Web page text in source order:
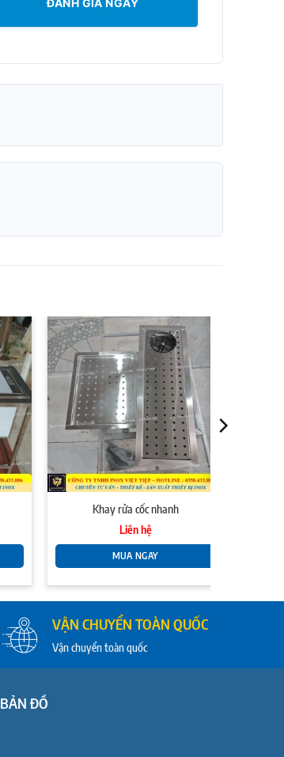
ĐÁNH GIÁ NGAY
Khay rửa cốc nhanh
Liên hệ
MUA NGAY
VẬN CHUYỂN TOÀN QUỐC
Vận chuyển toàn quốc
BẢN ĐỒ